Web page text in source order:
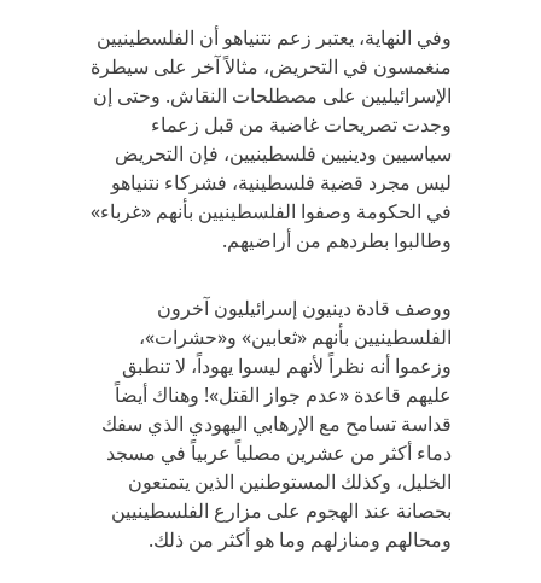
وفي النهاية، يعتبر زعم نتنياهو أن الفلسطينيين
منغمسون في التحريض، مثالاً آخر على سيطرة
الإسرائيليين على مصطلحات النقاش. وحتى إن
وجدت تصريحات غاضبة من قبل زعماء
سياسيين ودينيين فلسطينيين، فإن التحريض
ليس مجرد قضية فلسطينية، فشركاء نتنياهو
في الحكومة وصفوا الفلسطينيين بأنهم «غرباء»
وطالبوا بطردهم من أراضيهم.
ووصف قادة دينيون إسرائيليون آخرون
الفلسطينيين بأنهم «ثعابين» و«حشرات»،
وزعموا أنه نظراً لأنهم ليسوا يهوداً، لا تنطبق
عليهم قاعدة «عدم جواز القتل»! وهناك أيضاً
قداسة تسامح مع الإرهابي اليهودي الذي سفك
دماء أكثر من عشرين مصلياً عربياً في مسجد
الخليل، وكذلك المستوطنين الذين يتمتعون
بحصانة عند الهجوم على مزارع الفلسطينيين
ومحالهم ومنازلهم وما هو أكثر من ذلك.